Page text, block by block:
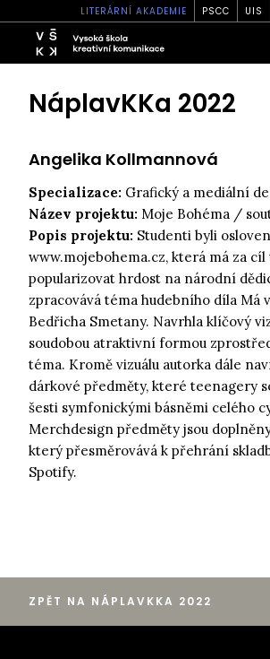
LITERÁRNÍ AKADEMIE PSCC UIS
NáplavKKa 2022
Angelika Kollmannová
Specializace: Grafický a mediální
Název projektu: Moje Bohéma /
Popis projektu: Studenti byli
www.mojebohema.cz, která má za cíl
popularizovat hrdost na národní
zpracovává téma hudebního díla Má
Bedřicha Smetany. Navrhla klíčový
soudobou atraktivní formou
téma. Kromě vizuálu autorka dále
dárkové předměty, které teenagery
šesti symfonickými básněmi celého
Merchdesign předměty jsou
který přesměrovává k přehrání
Spotify.
ZPĚT NA NÁPLAVKKA 2022